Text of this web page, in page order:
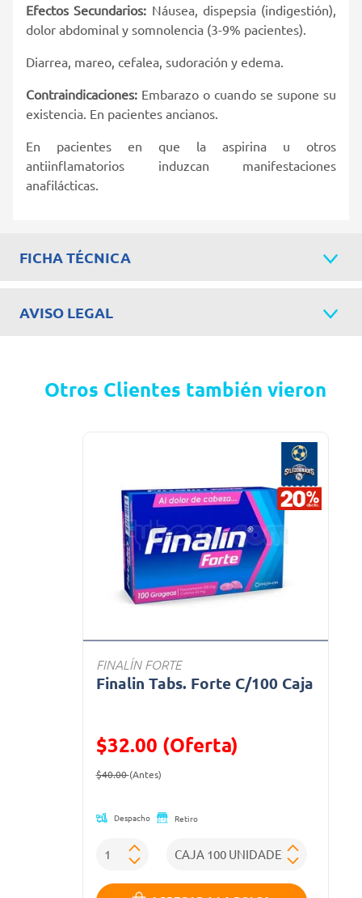
Efectos Secundarios: Náusea, dispepsia (indigestión),
dolor abdominal y somnolencia (3-9% pacientes).
Diarrea, mareo, cefalea, sudoración y edema.
Contraindicaciones: Embarazo o cuando se supone su
existencia. En pacientes ancianos.
En pacientes en que la aspirina u otros
antiinflamatorios induzcan manifestaciones
anafilácticas.
FICHA TÉCNICA
AVISO LEGAL
Otros Clientes también vieron
FINALÍN FORTE
Finalin Tabs. Forte C/100 Caja
$32.00 (Oferta)
Precio reducido de
$40.00(Antes)(Oferta)
Despacho Retiro